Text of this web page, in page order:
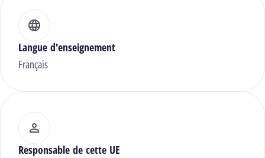
Langue d'enseignement
Français
Responsable de cette UE